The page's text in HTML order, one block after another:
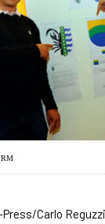
Carlo Reguzzi